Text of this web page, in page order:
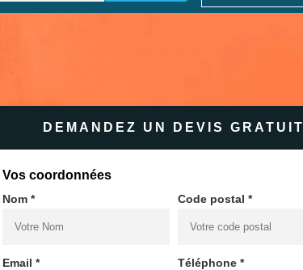
DEMANDEZ UN DEVIS GRATUIT
Vos coordonnées
Nom * Code postal *
Email * Téléphone *